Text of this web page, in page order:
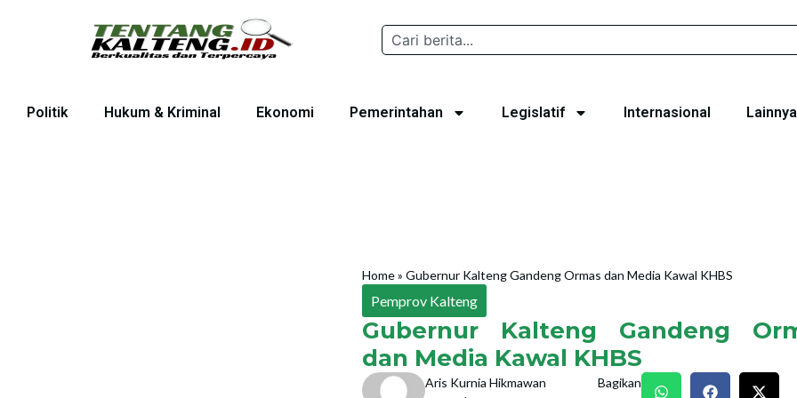
Politik Hukum & Kriminal Ekonomi Pemerintahan Legislatif Internasional Lainnya
Home»Gubernur Kalteng Gandeng Ormas dan Media Kawal KHBS
Pemprov Kalteng
Gubernur Kalteng Gandeng
dan Media Kawal KHBS
Aris Kurnia Hikmawan Bagikan